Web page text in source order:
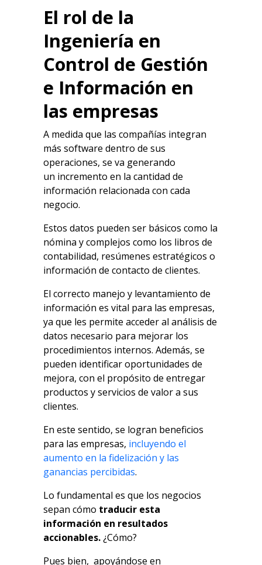
El rol de la
Ingeniería en
Control de Gestión
e Información en
las empresas
A medida que las compañías integran
más software dentro de sus
operaciones, se va generando
un incremento en la cantidad de
información relacionada con cada
negocio.
Estos datos pueden ser básicos como la
nómina y complejos como los libros de
contabilidad, resúmenes estratégicos o
información de contacto de clientes.
El correcto manejo y levantamiento de
información es vital para las empresas,
ya que les permite acceder al análisis de
datos necesario para mejorar los
procedimientos internos. Además, se
pueden identificar oportunidades de
mejora, con el propósito de entregar
productos y servicios de valor a sus
clientes.
En este sentido, se logran beneficios
para las empresas, incluyendo el
aumento en la fidelización y las
ganancias percibidas.
Lo fundamental es que los negocios
sepan cómo traducir esta
información en resultados
accionables.¿Cómo?
Pues bien, apoyándose en